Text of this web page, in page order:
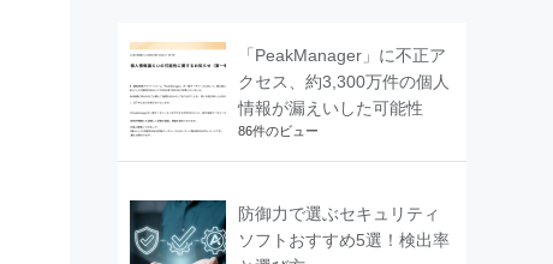
「PeakManager」に不正ア
クセス、約3,300万件の個人
情報が漏えいした可能性
86件のビュー
防御力で選ぶセキュリティ
ソフトおすすめ5選！検出率